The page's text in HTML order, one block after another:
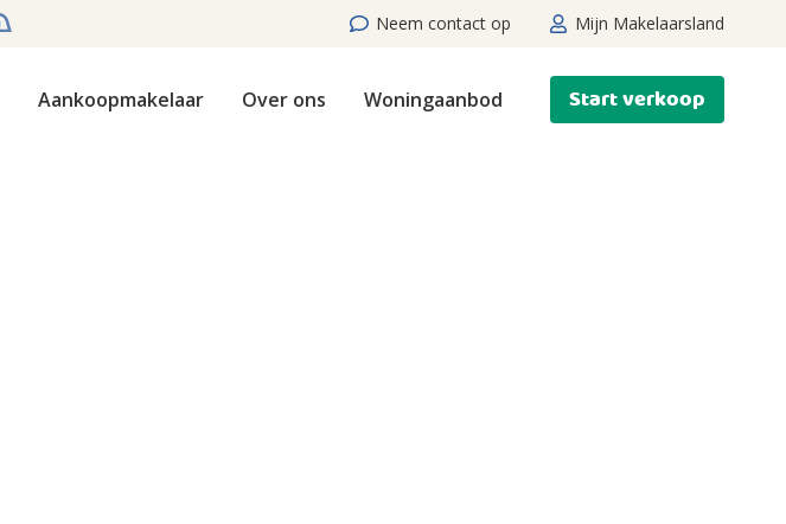
Neem contact op Mijn Makelaarsland
Aankoopmakelaar Over ons Woningaanbod Start verkoop